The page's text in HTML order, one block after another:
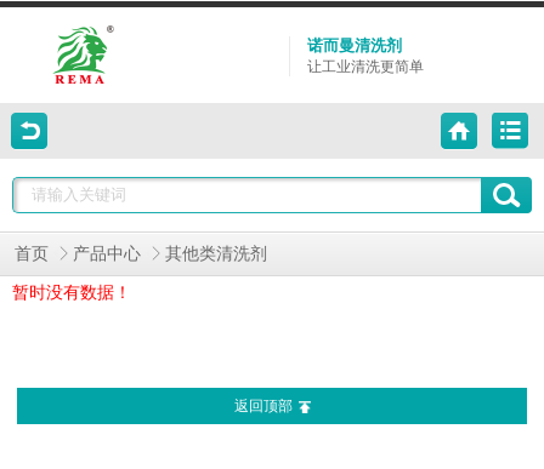
诺而曼清洗剂
让工业清洗更简单
首页 产品中心 其他类清洗剂
暂时没有数据！
返回顶部